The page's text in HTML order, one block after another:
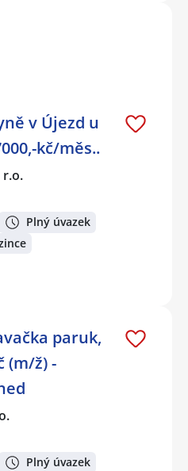
v Újezd u
kč/měs..
r.o.
Plný úvazek
paruk,
(m/ž) -
Plný úvazek